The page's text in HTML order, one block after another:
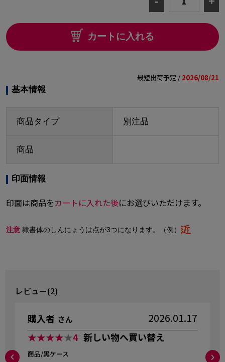
カートに入れる
最短出荷予定 / 2026/08/21
基本情報
商品タイプ 別注品
商品
印面情報
印面は商品をカートに入れた後にお選びいただけます。
注意隷書体のしんにょうは点が3つになります。（例）
レビュー(2)
購入者 さん 2026.01.17
★★★★★4 新しい物へ買い替え
商品/黒ケース